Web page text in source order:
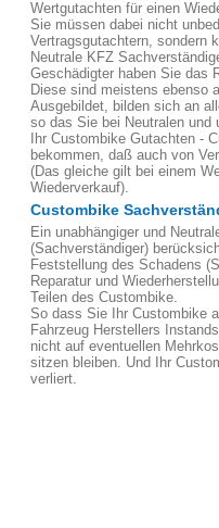
Wertgutachten für einen
Sie müssen dabei nicht
Vertragsgutachtern, sondern
Neutrale KFZ
Geschädigter haben Sie das
Diese sind meistens ebenso
Ausgebildet, bilden sich an
so das Sie bei Neutralen und
Ihr Custombike Gutachten -
bekommen, daß auch von
(Das gleiche gilt bei einem
Wiederverkauf).
Custombike
Ein unabhängiger und
(Sachverständiger)
Feststellung des Schadens
Reparatur und
Teilen des Custombike.
So dass Sie Ihr Custombike
Fahrzeug Herstellers
nicht auf eventuellen
sitzen bleiben. Und Ihr
verliert.